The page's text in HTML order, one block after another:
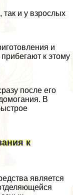
и у взрослых
и
к этому
после его
В
к
является